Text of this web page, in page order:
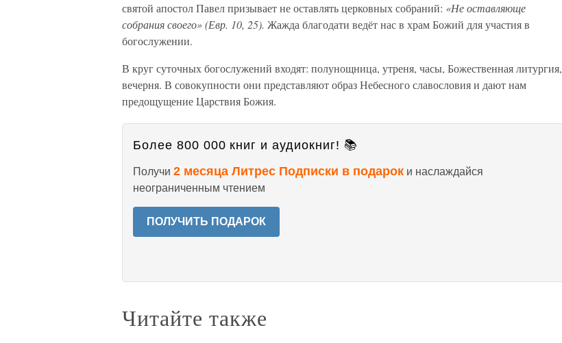
святой апостол Павел призывает не оставлять церковных собраний: «Не оставляюще
собрания своего» (Евр. 10, 25). Жажда благодати ведёт нас в храм Божий для участия в
богослужении.
В круг суточных богослужений входят: полунощница, утреня, часы, Божественная литургия,
вечерня. В совокупности они представляют образ Небесного славословия и дают нам
предощущение Царствия Божия.
Более 800 000 книг и аудиокниг! 📚
Получи 2 месяца Литрес Подписки в подарок и наслаждайся
неограниченным чтением
ПОЛУЧИТЬ ПОДАРОК
Читайте также